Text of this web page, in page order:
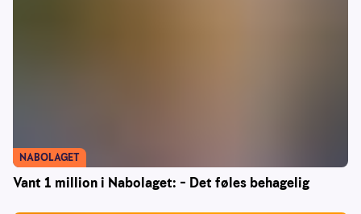
Vant 1 million i Nabolaget: – Det føles behagelig
NABOLAGET